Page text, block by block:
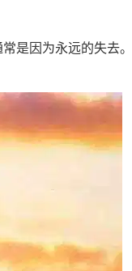
是因为永远的失去